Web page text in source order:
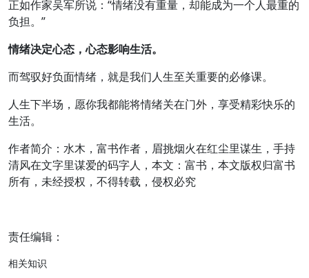
正如作家吴军所说：“情绪没有重量，却能成为一个人最重的
负担。”
情绪决定心态，心态影响生活。
而驾驭好负面情绪，就是我们人生至关重要的必修课。
人生下半场，愿你我都能将情绪关在门外，享受精彩快乐的
生活。
作者简介：水木，富书作者，眉挑烟火在红尘里谋生，手持
清风在文字里谋爱的码字人，本文：富书，本文版权归富书
所有，未经授权，不得转载，侵权必究
责任编辑：
相关知识